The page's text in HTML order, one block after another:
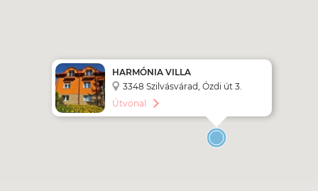
HARMÓNIA VILLA
3348 Szilvásvárad, Ózdi út 3.
Útvonal